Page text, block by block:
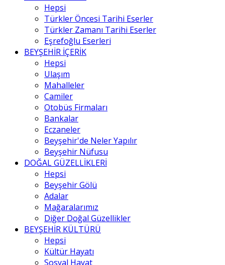
Hepsi
Türkler Öncesi Tarihi Eserler
Türkler Zamanı Tarihi Eserler
Eşrefoğlu Eserleri
BEYŞEHİR İÇERİK
Hepsi
Ulaşım
Mahalleler
Camiler
Otobüs Firmaları
Bankalar
Eczaneler
Beyşehir'de Neler Yapılır
Beyşehir Nüfusu
DOĞAL GÜZELLİKLERİ
Hepsi
Beyşehir Gölü
Adalar
Mağaralarımız
Diğer Doğal Güzellikler
BEYŞEHİR KÜLTÜRÜ
Hepsi
Kültür Hayatı
Sosyal Hayat